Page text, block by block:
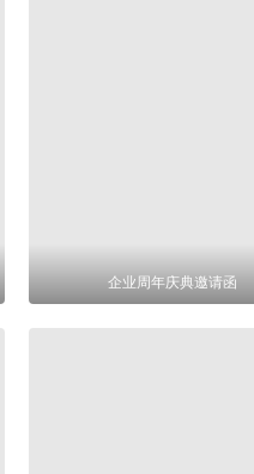
企业周年庆典邀请函